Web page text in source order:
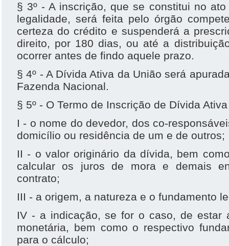
§ 3º - A inscrição, que se constitui no
legalidade, será feita pelo órgão
certeza do crédito e suspenderá a
direito, por 180 dias, ou até a
ocorrer antes de findo aquele prazo.
§ 4º - A Dívida Ativa da União será
Fazenda Nacional.
§ 5º - O Termo de Inscrição de Dívida
I - o nome do devedor, dos co-
domicílio ou residência de um e de outros;
II - o valor originário da dívida, bem
calcular os juros de mora e demais
contrato;
III - a origem, a natureza e o fundamento
IV - a indicação, se for o caso, de estar
monetária, bem como o respectivo
para o cálculo;